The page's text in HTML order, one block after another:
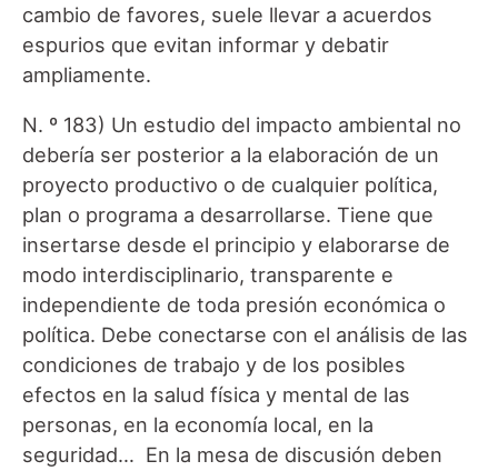
cambio de favores, suele llevar a acuerdos
espurios que evitan informar y debatir
ampliamente.
N. º 183) Un estudio del impacto ambiental no
debería ser posterior a la elaboración de un
proyecto productivo o de cualquier política,
plan o programa a desarrollarse. Tiene que
insertarse desde el principio y elaborarse de
modo interdisciplinario, transparente e
independiente de toda presión económica o
política. Debe conectarse con el análisis de las
condiciones de trabajo y de los posibles
efectos en la salud física y mental de las
personas, en la economía local, en la
seguridad… En la mesa de discusión deben